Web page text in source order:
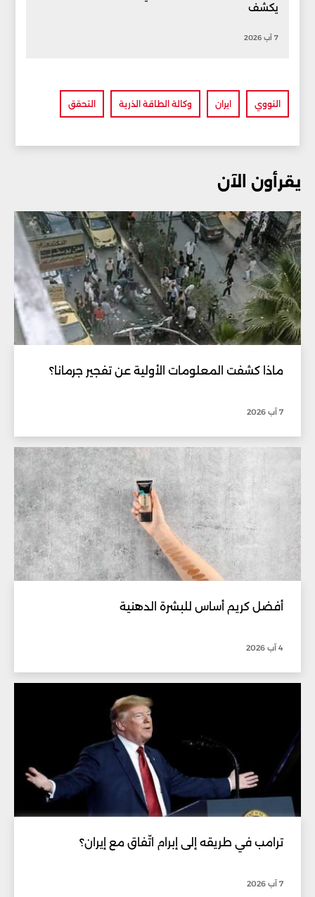
يكشف
7 آب 2026
النووي ايران وكالة الطاقة الذرية التحقق
يقرأون الآن
ماذا كشفت المعلومات الأولية عن تفجير جرمانا؟
7 آب 2026
أفضل كريم أساس للبشرة الدهنية
4 آب 2026
ترامب في طريقه إلى إبرام اتّفاق مع إيران؟
7 آب 2026